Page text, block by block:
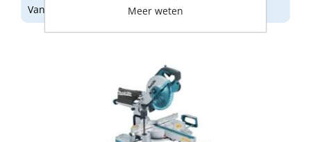
Vandaag besteld, morgen geleverd
Meer weten